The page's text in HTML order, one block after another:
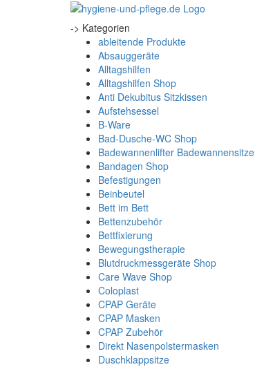
-> Kategorien
ableitende Produkte
Absauggeräte
Alltagshilfen
Alltagshilfen Shop
Anti Dekubitus Sitzkissen
Aufstehsessel
B-Ware
Bad-Dusche-WC Shop
Badewannenlifter Badewannensitze
Bandagen Shop
Befestigungen
Beinbeutel
Bett im Bett
Bettenzubehör
Bettfixierung
Bewegungstherapie
Blutdruckmessgeräte Shop
Care Wave Shop
Coloplast
CPAP Geräte
CPAP Masken
CPAP Zubehör
Direkt Nasenpolstermasken
Duschklappsitze